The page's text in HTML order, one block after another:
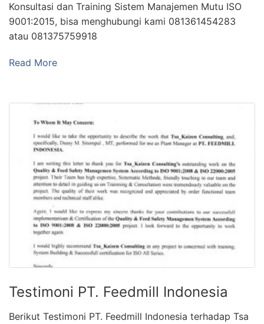
Konsultasi dan Training Sistem Manajemen Mutu ISO
9001:2015, bisa menghubungi kami 081361454283
atau 081375759918
Read More
Testimoni PT. Feedmill Indonesia
Berikut Testimoni PT. Feedmill Indonesia terhadap Tsa